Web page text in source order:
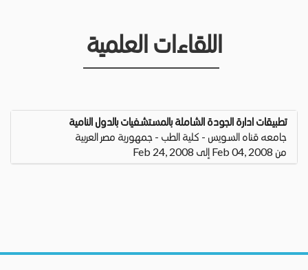
اللقاءات العلمية
تطبيقات ادارة الجودة الشاملة بالمستشفيات بالدول النامية
جامعه قناه السويس - كلية الطب - جمهورية مصر العربية
من Feb 04, 2008 إلى Feb 24, 2008